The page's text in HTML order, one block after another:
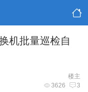
机批量巡检自
楼主
3626 3